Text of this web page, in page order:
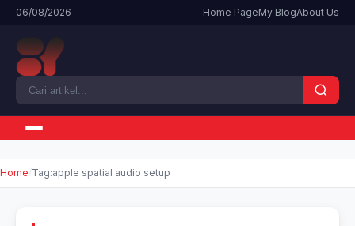
06/08/2026 Home PageMy BlogAbout Us
Home Tag:apple spatial audio setup